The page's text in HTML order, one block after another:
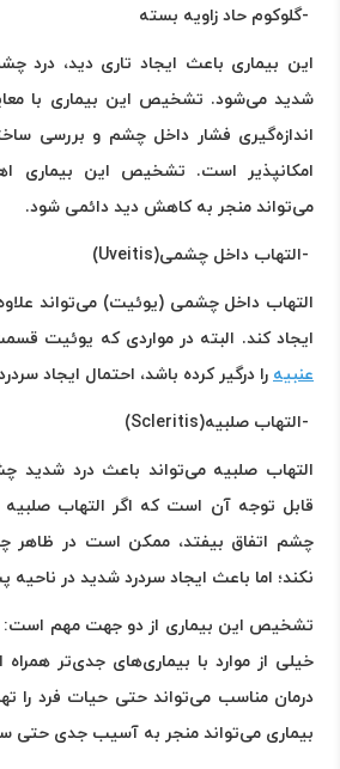
-گلوکوم حاد زاویه بسته
این بیماری باعث ایجاد تاری دید، درد
شدید می‌شود. تشخیص این بیماری با
اندازه‌گیری فشار داخل چشم و بررسی
امکانپذیر است. تشخیص این بیماری
می‌تواند منجر به کاهش دید دائمی شود.
-التهاب داخل چشمی(Uveitis)
التهاب داخل چشمی (یوئیت) می‌تواند
ایجاد کند. البته در مواردی که یوئیت
عنبیه را درگیر کرده باشد، احتمال ایجاد
-التهاب صلبیه(Scleritis)
التهاب صلبیه می‌تواند باعث درد شدید
قابل توجه آن است که اگر التهاب
چشم اتفاق بیفتد، ممکن است در ظاهر
نکند؛ اما باعث ایجاد سردرد شدید در
تشخیص این بیماری از دو جهت مهم است:
خیلی از موارد با بیماری‌های جدی‌تر
درمان مناسب می‌تواند حتی حیات فرد را
بیماری می‌تواند منجر به آسیب جدی حتی